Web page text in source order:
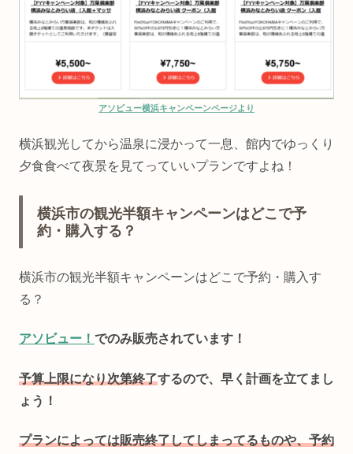
アソビュー横浜キャンペーンページより
横浜観光してから温泉に浸かって一息、館内でゆっくり
夕食食べて夜景を見てっていいプランですよね！
横浜市の観光半額キャンペーンはどこで予
約・購入する？
横浜市の観光半額キャンペーンはどこで予約・購入す
る？
アソビュー！ でのみ販売されています！
予算上限になり次第終了するので、早く計画を立てまし
ょう！
プランによっては販売終了してしまってるものや、予約